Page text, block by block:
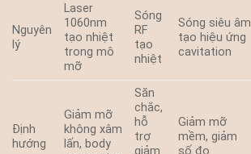
Nguyên
lý
Laser
1060nm
tạo nhiệt
trong mô
mỡ
Sóng
RF
tạo
nhiệt
Sóng siêu âm
tạo hiệu ứng
cavitation
Định
hướng
Giảm mỡ
không xâm
lấn, body
Săn
chắc,
hỗ
trợ
giảm
Giảm mỡ
mềm, giảm
số đo